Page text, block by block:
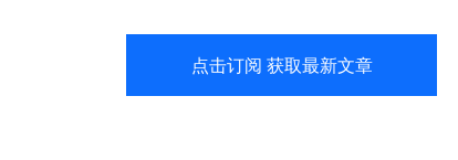
点击订阅 获取最新文章